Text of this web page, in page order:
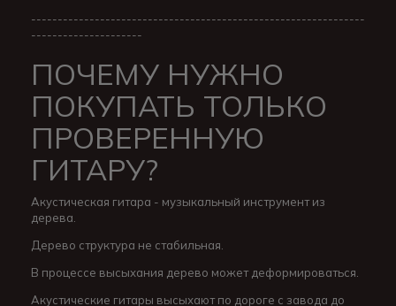
---------------------------------------------------------------
---------------------
ПОЧЕМУ НУЖНО
ПОКУПАТЬ ТОЛЬКО
ПРОВЕРЕННУЮ
ГИТАРУ?
Акустическая гитара - музыкальный инструмент из
дерева.
Дерево структура не стабильная.
В процессе высыхания дерево может деформироваться.
Акустические гитары высыхают по дороге с завода до